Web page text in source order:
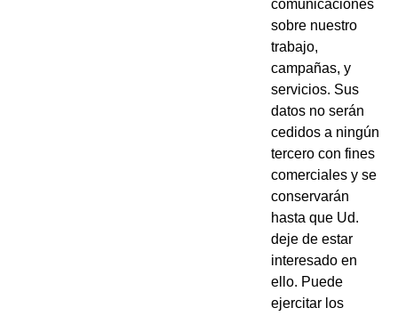
comunicaciones
sobre nuestro
trabajo,
campañas, y
servicios. Sus
datos no serán
cedidos a ningún
tercero con fines
comerciales y se
conservarán
hasta que Ud.
deje de estar
interesado en
ello. Puede
ejercitar los